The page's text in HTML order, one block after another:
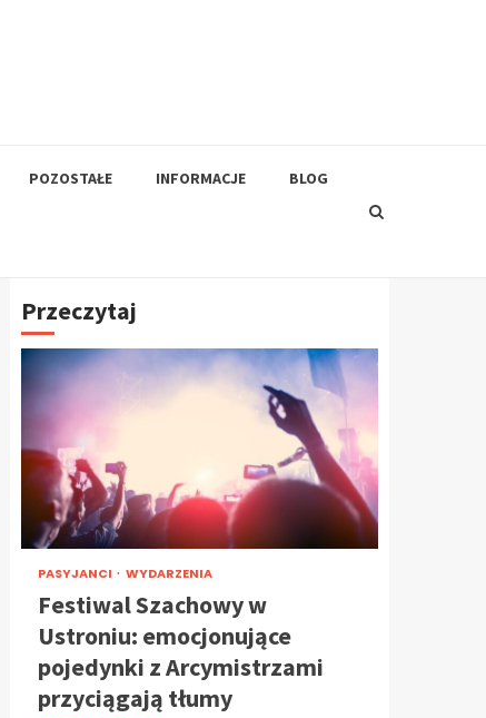
POZOSTAŁE INFORMACJE BLOG
Przeczytaj
PASYJANCI WYDARZENIA
Festiwal Szachowy w
Ustroniu: emocjonujące
pojedynki z Arcymistrzami
przyciągają tłumy